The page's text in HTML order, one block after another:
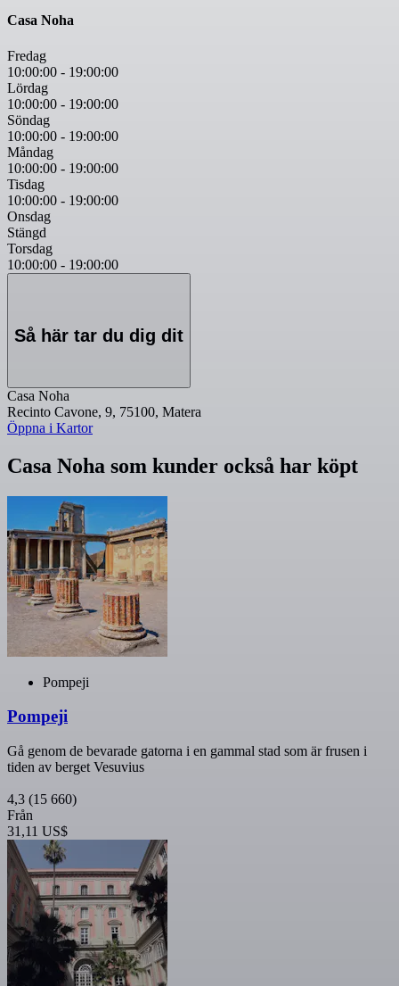
Casa Noha
Fredag
10:00:00 - 19:00:00
Lördag
10:00:00 - 19:00:00
Söndag
10:00:00 - 19:00:00
Måndag
10:00:00 - 19:00:00
Tisdag
10:00:00 - 19:00:00
Onsdag
Stängd
Torsdag
10:00:00 - 19:00:00
Så här tar du dig dit
Casa Noha
Recinto Cavone, 9, 75100, Matera
Öppna i Kartor
Casa Noha som kunder också har köpt
Pompeji
Pompeji
Gå genom de bevarade gatorna i en gammal stad som är frusen i
tiden av berget Vesuvius
4,3 (15 660)
Från
31,11 US$